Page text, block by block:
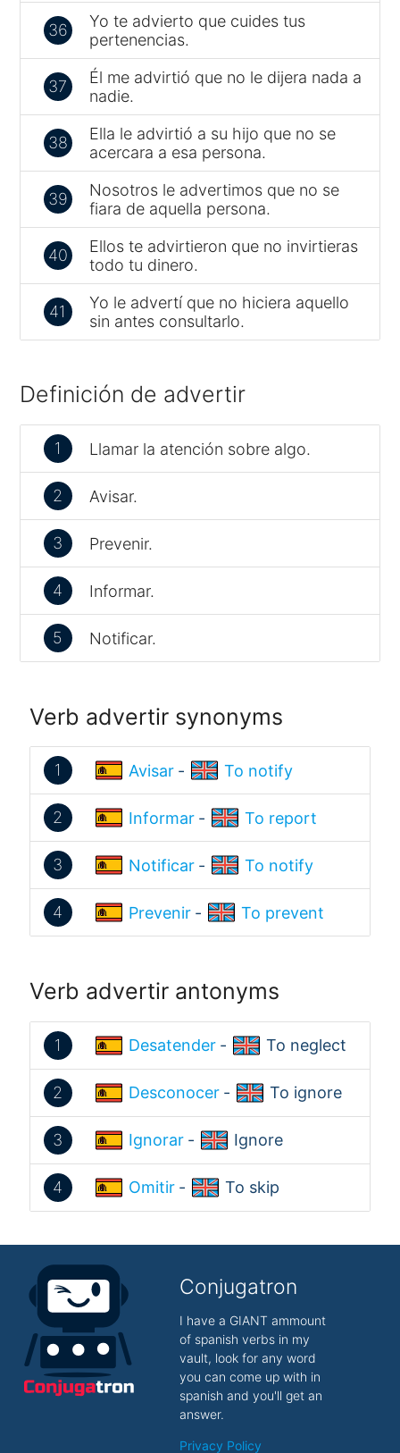
36
Yo te advierto que cuides tus
pertenencias.
37
Él me advirtió que no le dijera nada a
nadie.
38
Ella le advirtió a su hijo que no se
acercara a esa persona.
39
Nosotros le advertimos que no se
fiara de aquella persona.
40
Ellos te advirtieron que no invirtieras
todo tu dinero.
41
Yo le advertí que no hiciera aquello
sin antes consultarlo.
Definición de advertir
1 Llamar la atención sobre algo.
2 Avisar.
3 Prevenir.
4 Informar.
5 Notificar.
Verb advertir synonyms
1 Avisar - To notify
2 Informar - To report
3 Notificar - To notify
4 Prevenir - To prevent
Verb advertir antonyms
1 Desatender - To neglect
2 Desconocer - To ignore
3 Ignorar - Ignore
4 Omitir - To skip
Conjugatron
I have a GIANT ammount
of spanish verbs in my
vault, look for any word
you can come up with in
spanish and you'll get an
answer.
Privacy Policy